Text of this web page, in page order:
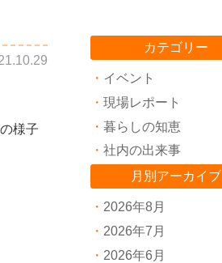
様子
カテゴリー
イベント
現場レポート
暮らしの知恵
社内の出来事
月別アーカイブ
2026年8月
2026年7月
2026年6月